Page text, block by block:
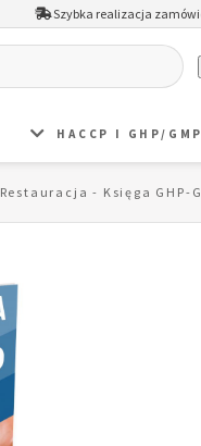
Szybka realizacja
HACCP I GHP/GMP
Restauracja - Księga GHP-